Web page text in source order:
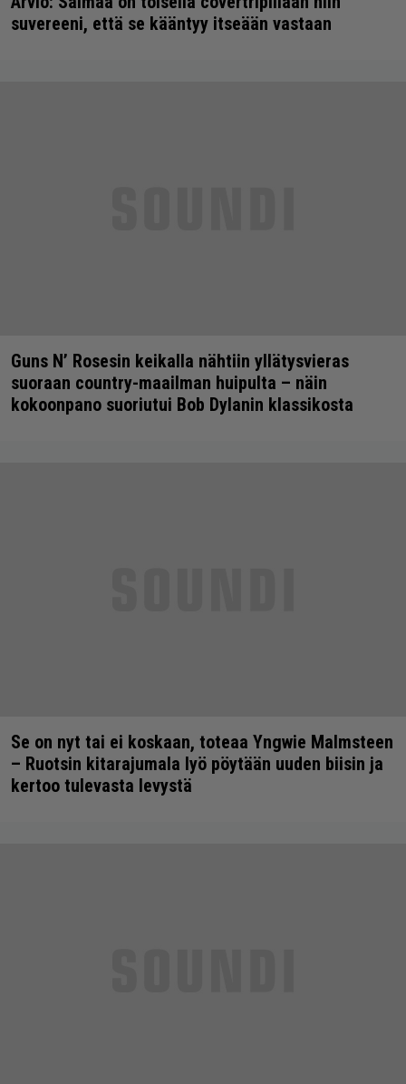
suvereeni, että se kääntyy itseään vastaan
Guns N’ Rosesin keikalla nähtiin yllätysvieras
suoraan country-maailman huipulta – näin
kokoonpano suoriutui Bob Dylanin klassikosta
Se on nyt tai ei koskaan, toteaa Yngwie Malmsteen
– Ruotsin kitarajumala lyö pöytään uuden biisin ja
kertoo tulevasta levystä